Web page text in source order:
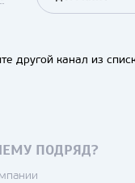
другой канал из
ПОДРЯД?